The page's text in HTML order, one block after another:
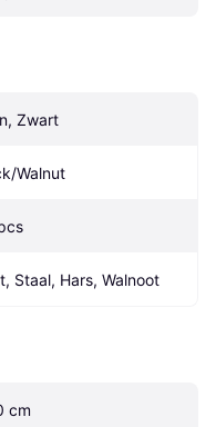
Zwart
Walnut
Staal, Hars, Walnoot
cm